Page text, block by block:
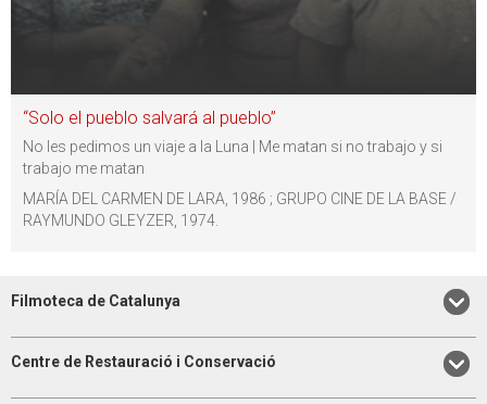
“Solo el pueblo salvará al pueblo”
No les pedimos un viaje a la Luna | Me matan si no trabajo y si
trabajo me matan
MARÍA DEL CARMEN DE LARA, 1986 ; GRUPO CINE DE LA BASE /
RAYMUNDO GLEYZER, 1974.
Filmoteca de Catalunya
Centre de Restauració i Conservació